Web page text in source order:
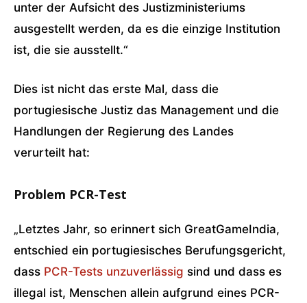
unter der Aufsicht des Justizministeriums
ausgestellt werden, da es die einzige Institution
ist, die sie ausstellt.“
Dies ist nicht das erste Mal, dass die
portugiesische Justiz das Management und die
Handlungen der Regierung des Landes
verurteilt hat:
Problem PCR-Test
„Letztes Jahr, so erinnert sich GreatGameIndia,
entschied ein portugiesisches Berufungsgericht,
dass PCR-Tests unzuverlässig sind und dass es
illegal ist, Menschen allein aufgrund eines PCR-